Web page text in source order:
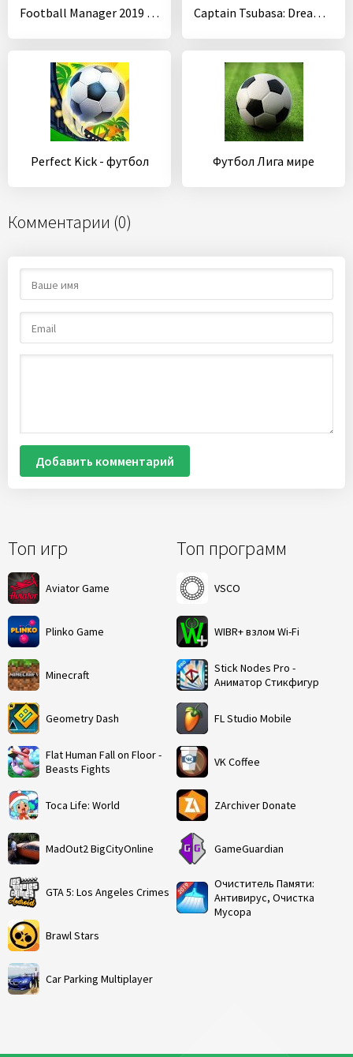
Топ игр
Aviator Game
Plinko Game
Minecraft
Geometry Dash
Flat Human Fall on Floor -
Beasts Fights
Toca Life: World
MadOut2 BigCityOnline
GTA 5: Los Angeles Crimes
Brawl Stars
Car Parking Multiplayer
Топ программ
VSCO
WIBR+ взлом Wi-Fi
Stick Nodes Pro -
Аниматор Стикфигур
FL Studio Mobile
VK Coffee
ZArchiver Donate
GameGuardian
Очиститель Памяти:
Антивирус, Очистка
Мусора
Football Manager 2019 Mobile Captain Tsubasa: Dream Team
Perfect Kick - футбол Футбол Лига мире
Комментарии (0)
Добавить комментарий